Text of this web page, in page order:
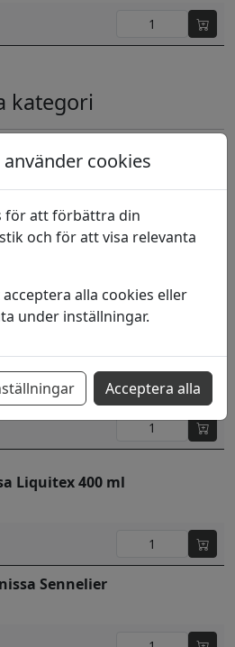
kategori
(Damar Varnish)
Liquitex 400 ml
Sennelier
cookies
för att förbättra din
och för att visa relevanta
alla cookies eller
under inställningar.
Acceptera alla